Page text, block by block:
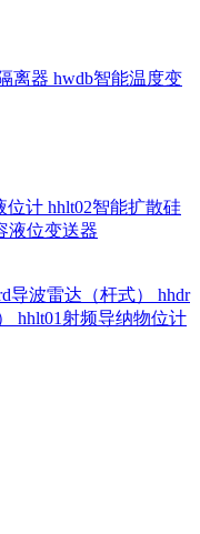
离器 hwdb智能温度变
位计 hhlt02智能扩散硅
液位变送器
导波雷达（杆式） hhdr
hhlt01射频导纳物位计